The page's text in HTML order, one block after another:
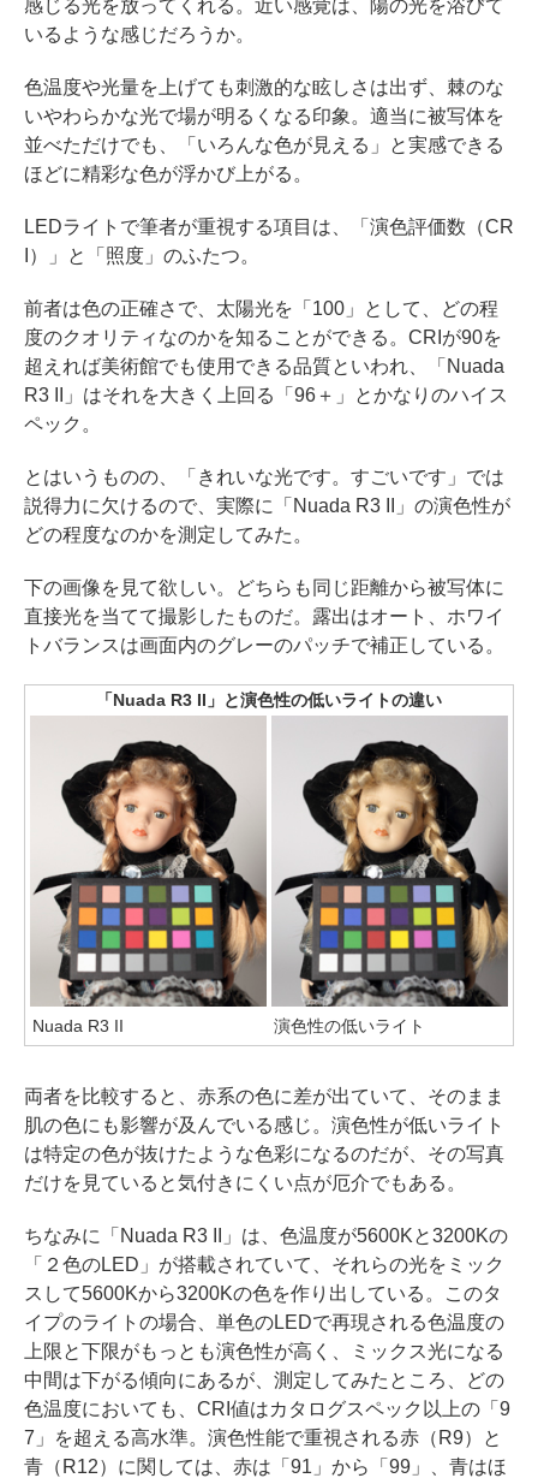
感じる光を放ってくれる。近い感覚は、陽の光を浴びて
いるような感じだろうか。
色温度や光量を上げても刺激的な眩しさは出ず、棘のな
いやわらかな光で場が明るくなる印象。適当に被写体を
並べただけでも、「いろんな色が見える」と実感できる
ほどに精彩な色が浮かび上がる。
LEDライトで筆者が重視する項目は、「演色評価数（CR
I）」と「照度」のふたつ。
前者は色の正確さで、太陽光を「100」として、どの程
度のクオリティなのかを知ることができる。CRIが90を
超えれば美術館でも使用できる品質といわれ、「Nuada
R3 II」はそれを大きく上回る「96＋」とかなりのハイス
ペック。
とはいうものの、「きれいな光です。すごいです」では
説得力に欠けるので、実際に「Nuada R3 II」の演色性が
どの程度なのかを測定してみた。
下の画像を見て欲しい。どちらも同じ距離から被写体に
直接光を当てて撮影したものだ。露出はオート、ホワイ
トバランスは画面内のグレーのパッチで補正している。
「Nuada R3 II」と演色性の低いライトの違い
Nuada R3 II 演色性の低いライト
両者を比較すると、赤系の色に差が出ていて、そのまま
肌の色にも影響が及んでいる感じ。演色性が低いライト
は特定の色が抜けたような色彩になるのだが、その写真
だけを見ていると気付きにくい点が厄介でもある。
ちなみに「Nuada R3 II」は、色温度が5600Kと3200Kの
「２色のLED」が搭載されていて、それらの光をミック
スして5600Kから3200Kの色を作り出している。このタ
イプのライトの場合、単色のLEDで再現される色温度の
上限と下限がもっとも演色性が高く、ミックス光になる
中間は下がる傾向にあるが、測定してみたところ、どの
色温度においても、CRI値はカタログスペック以上の「9
7」を超える高水準。演色性能で重視される赤（R9）と
青（R12）に関しては、赤は「91」から「99」、青はほ